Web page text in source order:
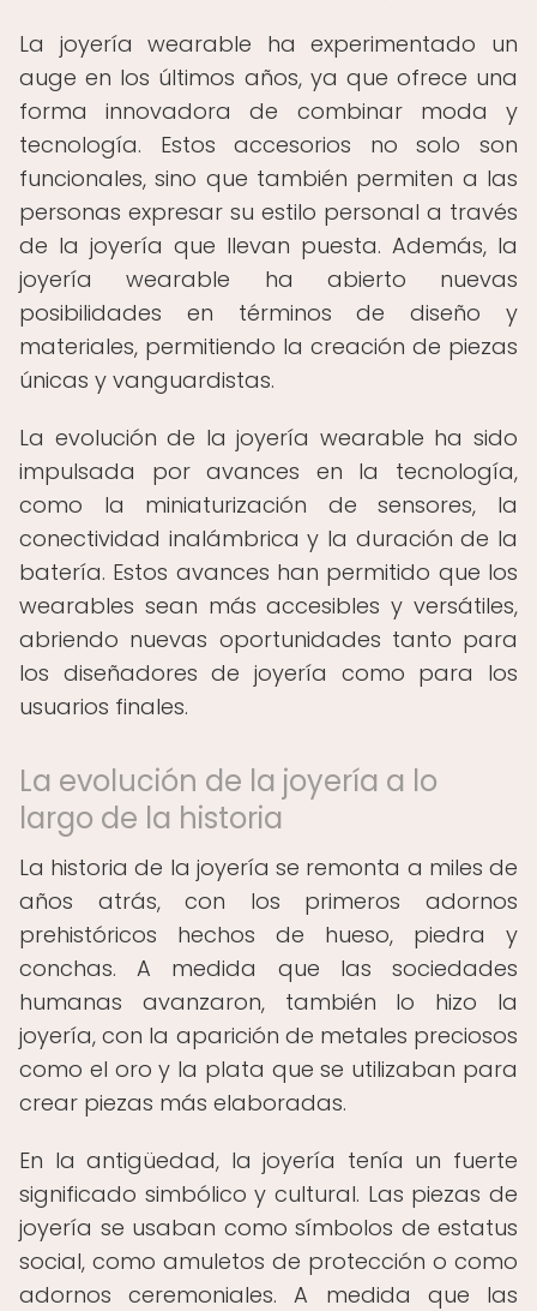
La joyería wearable ha experimentado un
auge en los últimos años, ya que ofrece una
forma innovadora de combinar moda y
tecnología. Estos accesorios no solo son
funcionales, sino que también permiten a las
personas expresar su estilo personal a través
de la joyería que llevan puesta. Además, la
joyería wearable ha abierto nuevas
posibilidades en términos de diseño y
materiales, permitiendo la creación de piezas
únicas y vanguardistas.
La evolución de la joyería wearable ha sido
impulsada por avances en la tecnología,
como la miniaturización de sensores, la
conectividad inalámbrica y la duración de la
batería. Estos avances han permitido que los
wearables sean más accesibles y versátiles,
abriendo nuevas oportunidades tanto para
los diseñadores de joyería como para los
usuarios finales.
La evolución de la joyería a lo
largo de la historia
La historia de la joyería se remonta a miles de
años atrás, con los primeros adornos
prehistóricos hechos de hueso, piedra y
conchas. A medida que las sociedades
humanas avanzaron, también lo hizo la
joyería, con la aparición de metales preciosos
como el oro y la plata que se utilizaban para
crear piezas más elaboradas.
En la antigüedad, la joyería tenía un fuerte
significado simbólico y cultural. Las piezas de
joyería se usaban como símbolos de estatus
social, como amuletos de protección o como
adornos ceremoniales. A medida que las